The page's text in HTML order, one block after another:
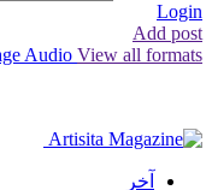
Login
Add post
Audio View all formats
آخر